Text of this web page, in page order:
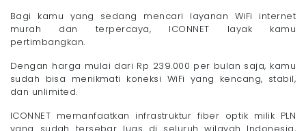
Bagi kamu yang sedang mencari layanan WiFi internet
murah dan terpercaya, ICONNET layak kamu
pertimbangkan.
Dengan harga mulai dari Rp 239.000 per bulan saja, kamu
sudah bisa menikmati koneksi WiFi yang kencang, stabil,
dan unlimited.
ICONNET memanfaatkan infrastruktur fiber optik milik PLN